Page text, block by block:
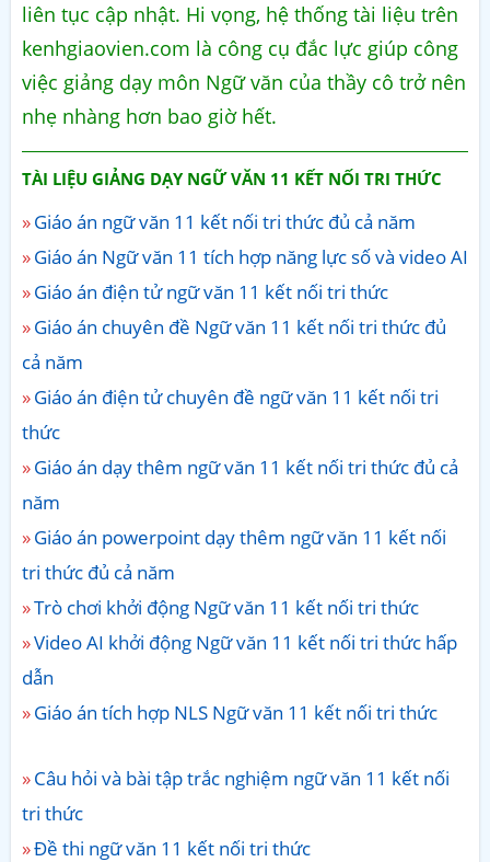
liên tục cập nhật. Hi vọng, hệ thống tài liệu trên
kenhgiaovien.com là công cụ đắc lực giúp công
việc giảng dạy môn Ngữ văn của thầy cô trở nên
nhẹ nhàng hơn bao giờ hết.
TÀI LIỆU GIẢNG DẠY NGỮ VĂN 11 KẾT NỐI TRI THỨC
Giáo án ngữ văn 11 kết nối tri thức đủ cả năm
Giáo án Ngữ văn 11 tích hợp năng lực số và video AI
Giáo án điện tử ngữ văn 11 kết nối tri thức
Giáo án chuyên đề Ngữ văn 11 kết nối tri thức đủ
cả năm
Giáo án điện tử chuyên đề ngữ văn 11 kết nối tri
thức
Giáo án dạy thêm ngữ văn 11 kết nối tri thức đủ cả
năm
Giáo án powerpoint dạy thêm ngữ văn 11 kết nối
tri thức đủ cả năm
Trò chơi khởi động Ngữ văn 11 kết nối tri thức
Video AI khởi động Ngữ văn 11 kết nối tri thức hấp
dẫn
Giáo án tích hợp NLS Ngữ văn 11 kết nối tri thức
Câu hỏi và bài tập trắc nghiệm ngữ văn 11 kết nối
tri thức
Đề thi ngữ văn 11 kết nối tri thức